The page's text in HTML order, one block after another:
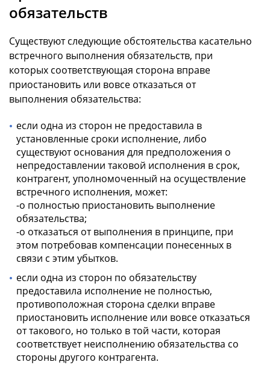
обязательств
Существуют следующие обстоятельства касательно
встречного выполнения обязательств, при
которых соответствующая сторона вправе
приостановить или вовсе отказаться от
выполнения обязательства:
если одна из сторон не предоставила в
установленные сроки исполнение, либо
существуют основания для предположения о
непредоставлении таковой исполнения в срок,
контрагент, уполномоченный на осуществление
встречного исполнения, может:
-o полностью приостановить выполнение
обязательства;
-o отказаться от выполнения в принципе, при
этом потребовав компенсации понесенных в
связи с этим убытков.
если одна из сторон по обязательству
предоставила исполнение не полностью,
противоположная сторона сделки вправе
приостановить исполнение или вовсе отказаться
от такового, но только в той части, которая
соответствует неисполнению обязательства со
стороны другого контрагента.